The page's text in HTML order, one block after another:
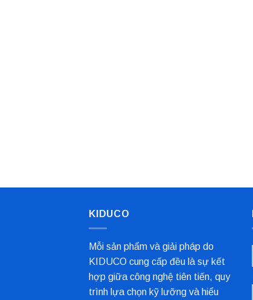
KIDUCO
Mỗi sản phẩm và giải pháp do
KIDUCO cung cấp đều là sự kết
hợp giữa công nghệ tiên tiến, quy
trình lựa chọn kỹ lưỡng và hiểu